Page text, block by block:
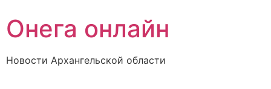
Онега онлайн
Новости Архангельской области